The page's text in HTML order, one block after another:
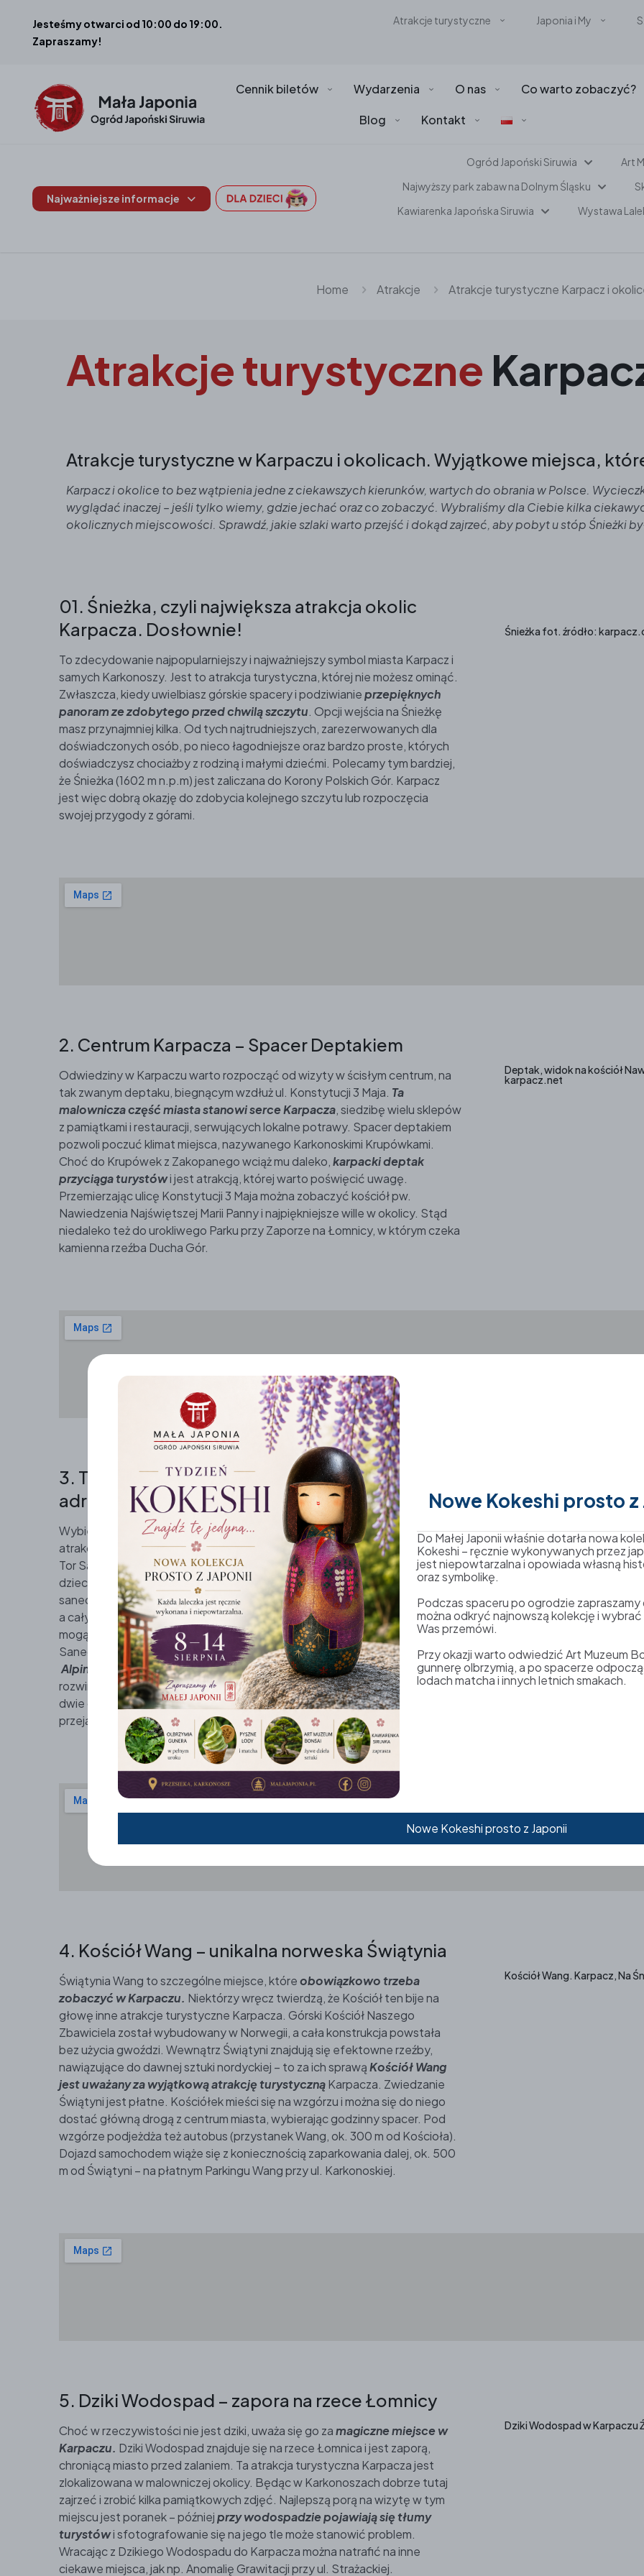
Jesteśmy otwarci od 10:00 do 19:00.
Zapraszamy!
Atrakcje turystyczne Japonia i My
Cennik biletów Wydarzenia O nas Co warto zobaczyć?
Blog Kontakt
Najważniejsze informacje
Ogród Japoński Siruwia Art
Najwyższy park zabaw na Dolnym Śląsku
Kawiarenka Japońska Siruwia
Wystawa
Home Atrakcje Atrakcje turystyczne Karpacz i
Atrakcje turystyczne
Atrakcje turystyczne w Karpaczu i okolicach. Wyjątkowe miejsca,
Karpacz i okolice to bez wątpienia jedne z ciekawszych kierunków, wartych do obrania w Polsce.
wyglądać inaczej – jeśli tylko wiemy, gdzie jechać oraz co zobaczyć. Wybraliśmy dla Ciebie kilka
okolicznych miejscowości. Sprawdź, jakie szlaki warto przejść i dokąd zajrzeć, aby pobyt u stóp Śnieżki
01. Śnieżka, czyli największa atrakcja okolic
Karpacza. Dosłownie!
To zdecydowanie najpopularniejszy i najważniejszy symbol miasta Karpacz i
samych Karkonoszy. Jest to atrakcja turystyczna, której nie możesz ominąć.
Zwłaszcza, kiedy uwielbiasz górskie spacery i podziwianieprzepięknych
panoram ze zdobytego przed chwilą szczytu. Opcji wejścia na Śnieżkę
masz przynajmniej kilka. Od tych najtrudniejszych, zarezerwowanych dla
doświadczonych osób, po nieco łagodniejsze oraz bardzo proste, których
doświadczysz chociażby z rodziną i małymi dziećmi. Polecamy tym bardziej,
że Śnieżka (1602 m n.p.m) jest zaliczana do Korony Polskich Gór. Karpacz
jest więc dobrą okazję do zdobycia kolejnego szczytu lub rozpoczęcia
swojej przygody z górami.
Śnieżka fot. źródło:
2. Centrum Karpacza – Spacer Deptakiem
Odwiedziny w Karpaczu warto rozpocząć od wizyty w ścisłym centrum, na
tak zwanym deptaku, biegnącym wzdłuż ul. Konstytucji 3 Maja. Ta
malownicza część miasta stanowi serce Karpacza, siedzibę wielu sklepów
z pamiątkami i restauracji, serwujących lokalne potrawy. Spacer deptakiem
pozwoli poczuć klimat miejsca, nazywanego Karkonoskimi Krupówkami.
Choć do Krupówek z Zakopanego wciąż mu daleko,karpacki deptak
przyciąga turystówi jest atrakcją, której warto poświęcić uwagę.
Przemierzając ulicę Konstytucji 3 Maja można zobaczyć kościół pw.
Nawiedzenia Najświętszej Marii Panny i najpiękniejsze wille w okolicy. Stąd
niedaleko też do urokliwego Parku przy Zaporze na Łomnicy, w którym czeka
kamienna rzeźba Ducha Gór.
Deptak, widok na kościół
karpacz.net
3. Tory Saneczkowe Kolorowa – Zabawa i
adrenalina
Wybierając ciekawe miejsca w mieście Karpacz nie mogliśmy pominąć
atrakcji, przygotowanej przez Centrum Rekreacji i Sportu Kolorowa. Letni
Tor Saneczkowy w Karpaczu to ciekawa atrakcja nie tylko dla
dzieci.
Długość zjazdu torem obejmuje 1060 m, przez co rynna
saneczkowa jest jedną z najdłuższych w Polsce! Trasa obejmuje dwa tunele,
a cały przejazd dostarcza mnóstwa wrażeń. Co istotne, dzieci poniżej 8 r.ż.
mogą zjeżdżać torem wyłącznie z osobą dorosłą. Oprócz Letniego Toru
Saneczkowego, Kolorowa przygotowała również całoroczną atrakcję –
Alpine Coaster o długości 800 m.Podczas zjazdu saneczkami można
rozwinąć prędkość do 35 km/h, a jednym wózkiem mogą zjeżdżać nawet
dwie osoby dorosłe. Mając ochotę nadobrą zabawę w centrum Karpacza
przejażdżka zjeżdżalnią będzie świetnym wyborem.
podpis zdjęcia: Letni Tor
karpacz.net
4. Kościół Wang – unikalna norweska Świątynia
Świątynia Wang to szczególne miejsce, któreobowiązkowo trzeba
zobaczyć w Karpaczu. Niektórzy wręcz twierdzą, że Kościół ten bije na
głowę inne atrakcje turystyczne Karpacza. Górski Kościół Naszego
Zbawiciela został wybudowany w Norwegii, a cała konstrukcja powstała
bez użycia gwoździ. Wewnątrz Świątyni znajdują się efektowne rzeźby,
nawiązujące do dawnej sztuki nordyckiej – to za ich sprawąKościół Wang
jest uważany za wyjątkową atrakcję turystycznąKarpacza. Zwiedzanie
Świątyni jest płatne. Kościółek mieści się na wzgórzu i można się do niego
dostać główną drogą z centrum miasta, wybierając godzinny spacer. Pod
wzgórze podjeżdża też autobus (przystanek Wang, ok. 300 m od Kościoła).
Dojazd samochodem wiąże się z koniecznością zaparkowania dalej, ok. 500
m od Świątyni – na płatnym Parkingu Wang przy ul. Karkonoskiej.
Kościół Wang. Karpacz, Na
5. Dziki Wodospad – zapora na rzece Łomnicy
Choć w rzeczywistości nie jest dziki, uważa się go zamagiczne miejsce w
Karpaczu. Dziki Wodospad znajduje się na rzece Łomnica i jest zaporą,
chroniącą miasto przed zalaniem. Ta atrakcja turystyczna Karpacza jest
zlokalizowana w malowniczej okolicy. Będąc w Karkonoszach dobrze tutaj
zajrzeć i zrobić kilka pamiątkowych zdjęć. Najlepszą porą na wizytę w tym
miejscu jest poranek – późniejprzy wodospadzie pojawiają się tłumy
turystówi sfotografowanie się na jego tle może stanowić problem.
Wracając z Dzikiego Wodospadu do Karpacza można natrafić na inne
ciekawe miejsca, jak np. Anomalię Grawitacji przy ul. Strażackiej.
Dziki Wodospad w Karpaczu
Nowe Kokeshi prosto
Do Małej Japonii właśnie dotarła nowa
Kokeshi – ręcznie wykonywanych przez
jest niepowtarzalna i opowiada własną
oraz symbolikę.
Podczas spaceru po ogrodzie
można odkryć najnowszą kolekcję i
Was przemówi.
Przy okazji warto odwiedzić Art Muzeum
gunnerę olbrzymią, a po spacerze
lodach matcha i innych letnich smakach.
Nowe Kokeshi prosto z Japonii